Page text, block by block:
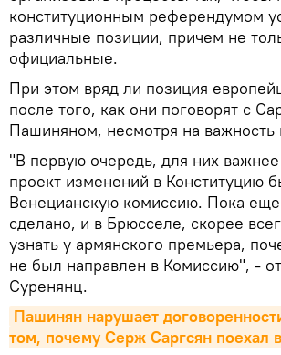
конституционным референдумом
различные позиции, причем не
официальные.
При этом вряд ли позиция
после того, как они поговорят с
Пашиняном, несмотря на важность
"В первую очередь, для них
проект изменений в Конституцию
Венецианскую комиссию. Пока еще
сделано, и в Брюсселе, скорее
узнать у армянского премьера,
не был направлен в Комиссию", -
Суренянц.
Пашинян нарушает
том, почему Серж Саргсян поехал